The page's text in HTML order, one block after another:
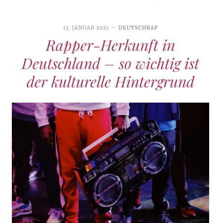
13. JANUAR 2021 DEUTSCHRAP
Rapper-Herkunft in
Deutschland – so wichtig ist
der kulturelle Hintergrund